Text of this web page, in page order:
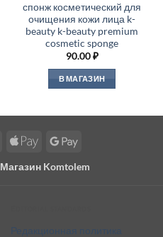
спонж косметический для
очищения кожи лица k-
beauty k-beauty premium
cosmetic sponge
90.00₽
В МАГАЗИН
MasterCardApple
Google
Магазин Komtolem
Редакционная политика